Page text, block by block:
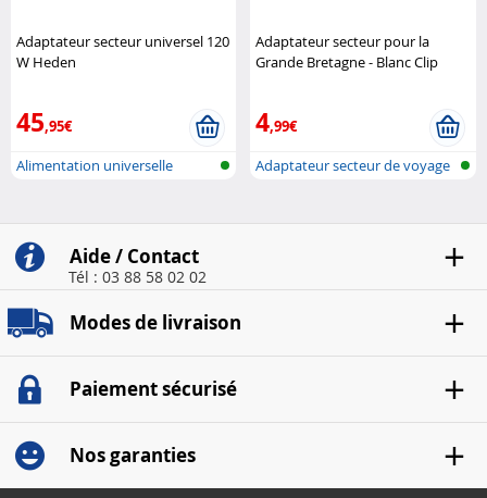
Adaptateur secteur universel 120
W Heden
45,95€
Alimentation universelle
Adaptateur secteur pour la
Grande Bretagne - Blanc Clip
4,99€
Adaptateur secteur de voyage
Aide / Contact
Tél : 03 88 58 02 02
Modes de livraison
Paiement sécurisé
Nos garanties